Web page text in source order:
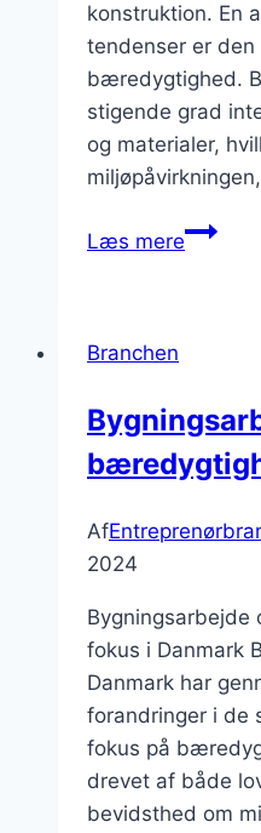
konstruktion. En
tendenser er
bæredygtighed.
stigende grad
og materialer,
Læs mereVigtige
Branchen
Af
2024
fokus i Danmark
Danmark har
forandringer i de
fokus på
drevet af både
bevidsthed om